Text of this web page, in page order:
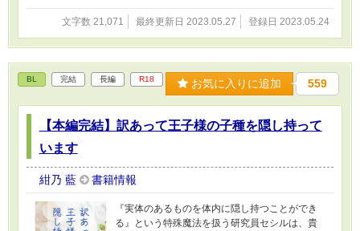
文字数 21,071 最終更新日 2023.05.27 登録日 2023.05.24
BL 完結 長編 R18 お気に入りに追加 559
【本編完結】訳あって王子様の子種を隠し持って
います
紺乃 藍 書籍情報
『実体のあるものを体内に隠し持つことができ
る』という特殊魔法を扱う研究員セシルは、貴